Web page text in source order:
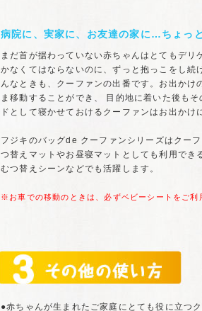
病院に、実家に、お友達の家に…ちょっ
まだ首が据わっていない赤ちゃんはとてもデリ
かなくてはならないのに、ずっと抱っこをし続
んなときも、クーファンの出番です。お出かけ
ま移動することができ、 目的地に着いた後もそ
ドとして寝かせておけるクーファンはお出かけ
フジキのバッグde クーファンシリーズはクー
つ替えマットやお昼寝マットとしても利用でき
むつ替えシーンなどでも活躍します。
※お車での移動のときは、必ずベビーシートをご利
●赤ちゃんが生まれたご家庭にとても役に立つ